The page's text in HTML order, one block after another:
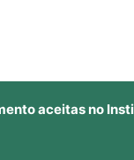
aceitas no